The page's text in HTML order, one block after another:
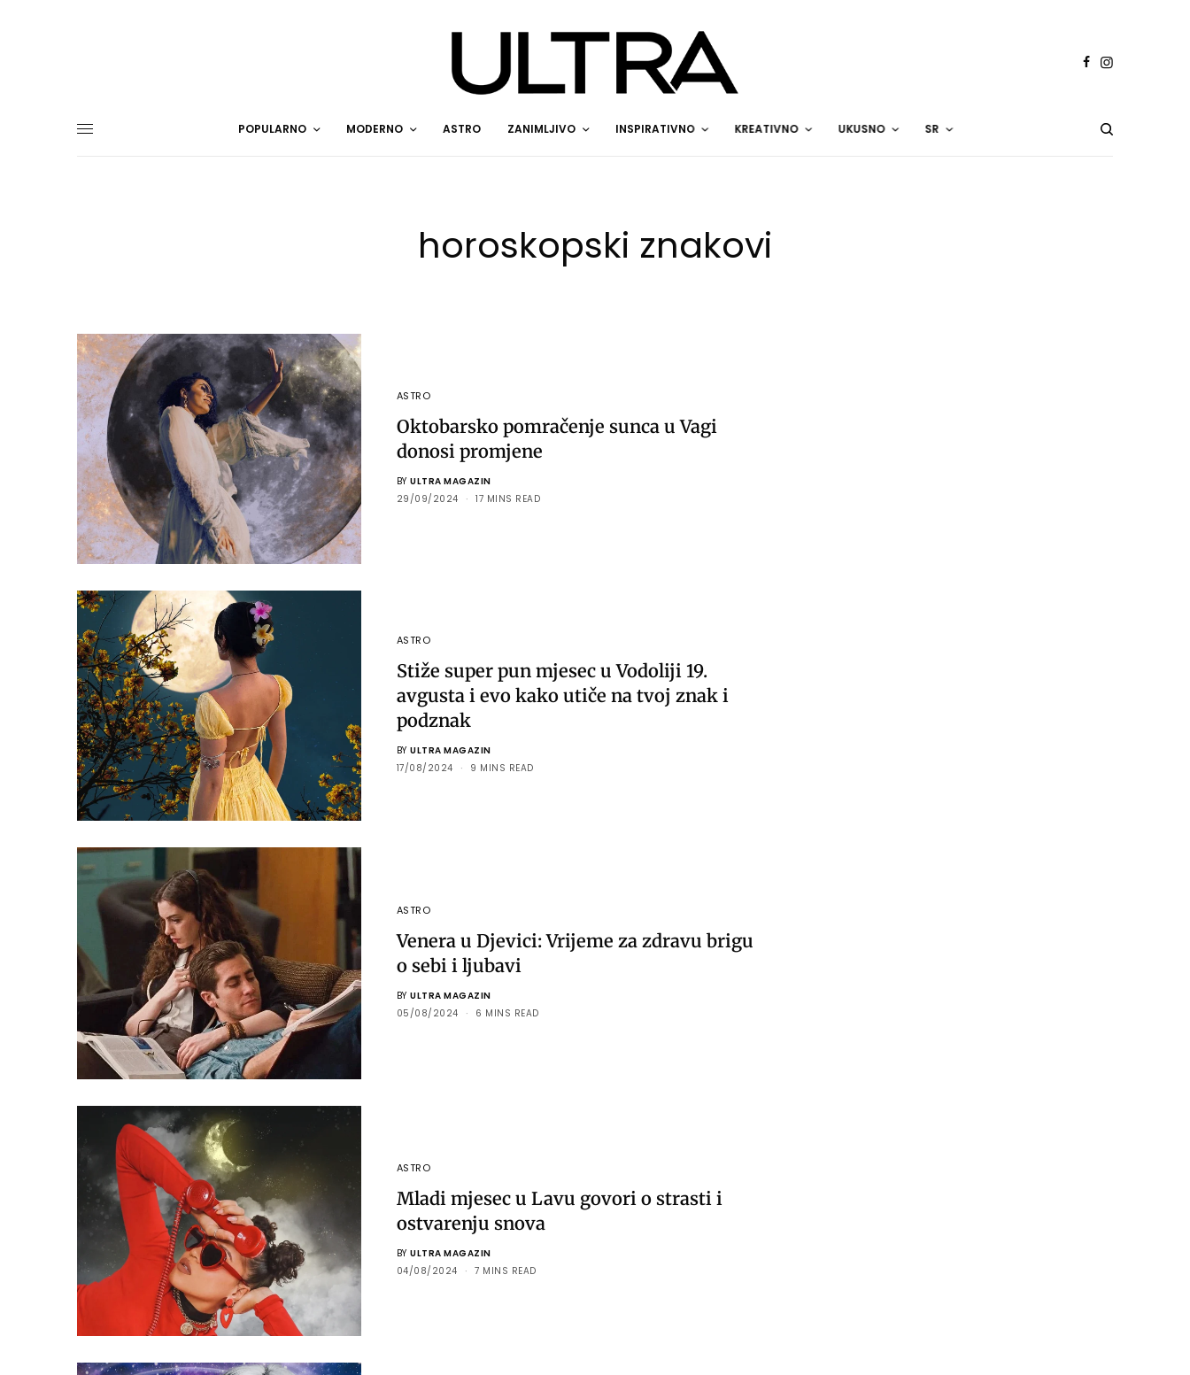
POPULARNO MODERNO ASTRO ZANIMLJIVO INSPIRATIVNO KREATIVNO UKUSNO SR
horoskopski znakovi
ASTRO
Oktobarsko pomračenje sunca u Vagi
donosi promjene
BY ULTRA MAGAZIN
29/09/2024
17 MINS READ
ASTRO
Stiže super pun mjesec u Vodoliji 19.
avgusta i evo kako utiče na tvoj znak i
podznak
BY ULTRA MAGAZIN
17/08/2024
9 MINS READ
ASTRO
Venera u Djevici: Vrijeme za zdravu brigu
o sebi i ljubavi
BY ULTRA MAGAZIN
05/08/2024
6 MINS READ
ASTRO
Mladi mjesec u Lavu govori o strasti i
ostvarenju snova
BY ULTRA MAGAZIN
04/08/2024
7 MINS READ